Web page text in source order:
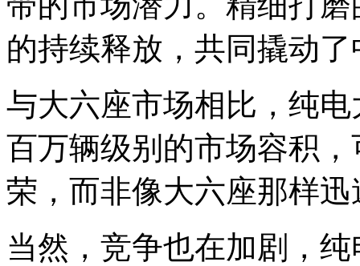
的持续释放，共同撬动
与大六座市场相比，纯
百万辆级别的市场容积
荣，而非像大六座那样
当然，竞争也在加剧，